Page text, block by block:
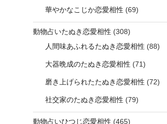
華やかなこじか恋愛相性 (69)
動物占いたぬき恋愛相性 (308)
人間味あふれるたぬき恋愛相性 (88)
大器晩成のたぬき恋愛相性 (71)
磨き上げられたたぬき恋愛相性 (72)
社交家のたぬき恋愛相性 (79)
動物占いひつじ恋愛相性 (465)